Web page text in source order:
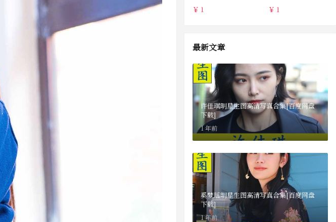
￥ 1 ￥ 1
最新文章
许佳琪明星生图高清写真合集[百度网盘
下载]
1 年前
奚梦瑶明星生图高清写真合集[百度网盘
下载]
1 年前